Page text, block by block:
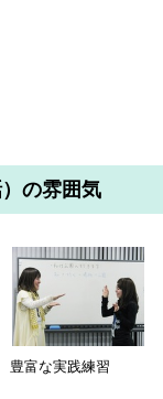
の雰囲気
豊富な実践練習